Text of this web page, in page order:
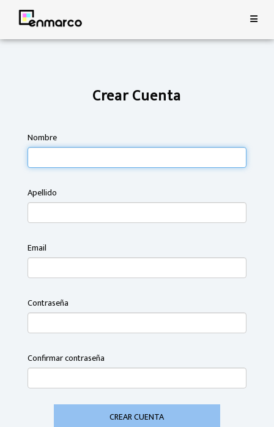
Crear Cuenta
Nombre
Apellido
Email
Contraseña
Confirmar contraseña
CREAR CUENTA